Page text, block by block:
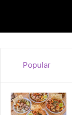
Popular